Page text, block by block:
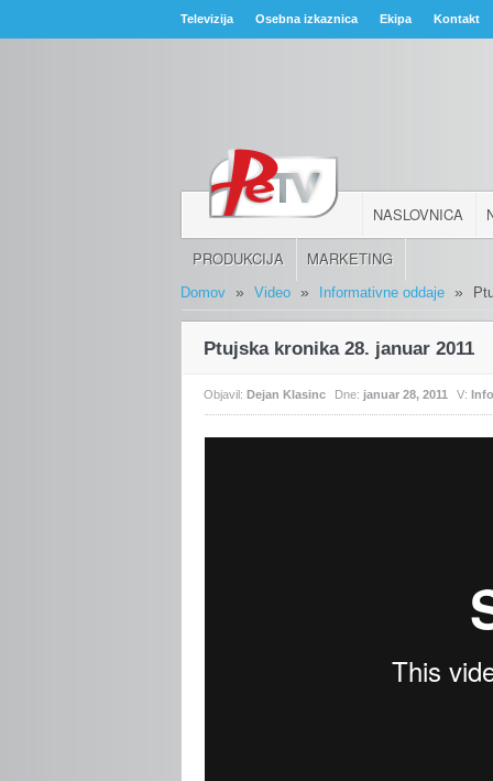
Televizija Osebna izkaznica Ekipa Kontakt
NASLOVNICA
PRODUKCIJA MARKETING
Domov » Video » Informativne oddaje »
Ptujska kronika 28. januar 2011
Objavil:Dejan Klasinc Dne: januar 28, 2011 V: